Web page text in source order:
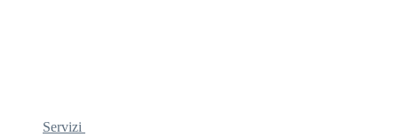
Servizi